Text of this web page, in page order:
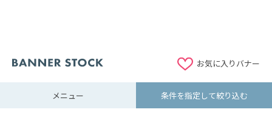
お気に入りバナー
メニュー 条件を指定して絞り込む